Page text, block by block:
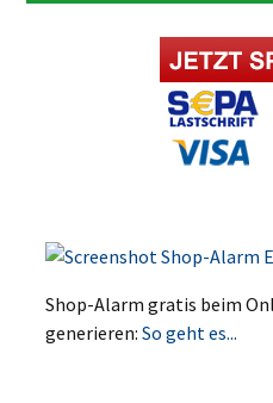
Shop-Alarm gratis beim
generieren:So geht es...